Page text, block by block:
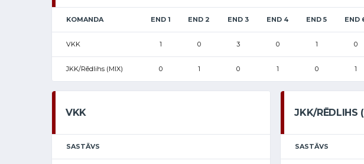
KOMANDA END 1 END 2 END 3 END 4 END 5 END
VKK 1 0 3 0 1 0
JKK/Rēdlihs (MIX) 0 1 0 1 0 1
VKK
SASTĀVS
JKK/RĒDLIHS
SASTĀVS